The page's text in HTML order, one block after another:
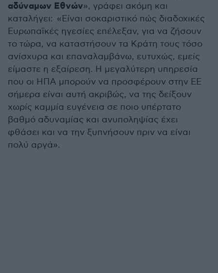
αδύναμων Εθνών», γράφει ακόμη και
καταλήγει: «Είναι σοκαριστικό πώς διαδοχικές
Ευρωπαϊκές ηγεσίες επέλεξαν, για να ζήσουν
το τώρα, να καταστήσουν τα Κράτη τους τόσο
ανίσχυρα και επαναλαμβάνω, ευτυχώς, εμείς
είμαστε η εξαίρεση. Η μεγαλύτερη υπηρεσία
που οι ΗΠΑ μπορούν να προσφέρουν στην ΕΕ
σήμερα είναι αυτή ακριβώς, να της δείξουν
χωρίς καμμία ευγένεια σε ποιο υπέρτατο
βαθμό αδυναμίας και ανυποληψίας έχει
φθάσει και να την ξυπνήσουν πριν να είναι
πολύ αργά».